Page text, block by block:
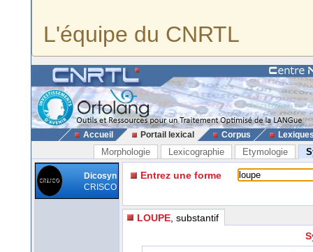
L'équipe du CNRTL
Accueil Portail lexical Corpus
Morphologie Lexicographie Etymologie
Dicosyn
CRISCO
Entrez une forme
LOUPE , substantif